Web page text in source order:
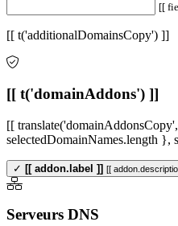
[[
[[ t('additionalDomainsCopy') ]]
[[ t('domainAddons') ]]
[[
selectedDomainNames.length },
✓ [[ addon.label ]] [[
Serveurs DNS